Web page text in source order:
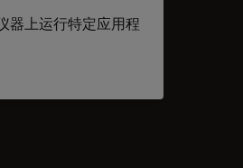
器上运行特定应用程